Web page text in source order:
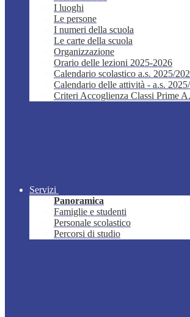
I luoghi
Le persone
I numeri della scuola
Le carte della scuola
Organizzazione
Orario delle lezioni 2025-2026
Calendario scolastico a.s. 2025/
Calendario delle attività - a.s.
Criteri Accoglienza Classi Prime
Servizi
Panoramica
Famiglie e studenti
Personale scolastico
Percorsi di studio